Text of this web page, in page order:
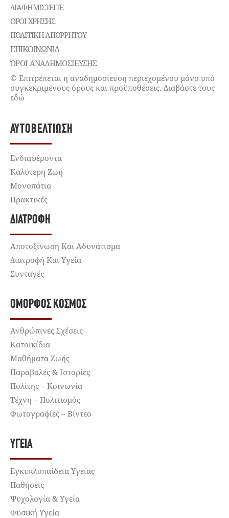
ΔΙΑΦΗΜΙΣΤΕΊΤΕ
ΌΡΟΙ ΧΡΉΣΗΣ
ΠΟΛΙΤΙΚΉ ΑΠΟΡΡΉΤΟΥ
ΕΠΙΚΟΙΝΩΝΊΑ
ΌΡΟΙ ΑΝΑΔΗΜΟΣΙΕΥΣΗΣ
© Επιτρέπεται η αναδημοσίευση περιεχομένου μόνο υπό
συγκεκριμένους όρους και προϋποθέσεις. Διαβάστε τους
εδώ
ΑΥΤΟΒΕΛΤΊΩΣΗ
Ενδιαφέροντα
Καλύτερη Ζωή
Μονοπάτια
Πρακτικές
ΔΙΑΤΡΟΦΉ
Αποτοξίνωση Και Αδυνάτισμα
Διατροφή Και Υγεία
Συνταγές
ΌΜΟΡΦΟΣ ΚΌΣΜΟΣ
Ανθρώπινες Σχέσεις
Κατοικίδια
Μαθήματα Ζωής
Παραβολές & Ιστορίες
Πολίτης – Κοινωνία
Τέχνη – Πολιτισμός
Φωτογραφίες – Βίντεο
ΥΓΕΊΑ
Εγκυκλοπαίδεια Υγείας
Παθήσεις
Ψυχολογία & Υγεία
Φυσική Υγεία